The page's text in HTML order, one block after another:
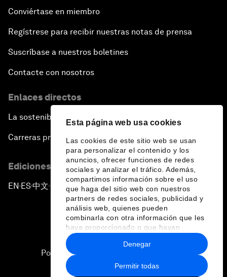
Esta página web usa cookies
Las cookies de este sitio web se usan
para personalizar el contenido y los
anuncios, ofrecer funciones de redes
sociales y analizar el tráfico. Además,
compartimos información sobre el uso
que haga del sitio web con nuestros
partners de redes sociales, publicidad y
análisis web, quienes pueden
combinarla con otra información que les
haya proporcionado o que hayan
recopilado a partir del uso que haya
hecho de sus servicios.
Permitir todas
Denegar
Conviértase en miembro
Regístrese para recibir nuestras notas de prensa
Suscríbase a nuestros boletines
Contacte con nosotros
Enlaces directos
La sostenibilidad en el Foro
Carreras profesionales
Ediciones en otros idiomas
EN ▪ ES▪中文▪ 日本語
Política de privacidad y normas de uso